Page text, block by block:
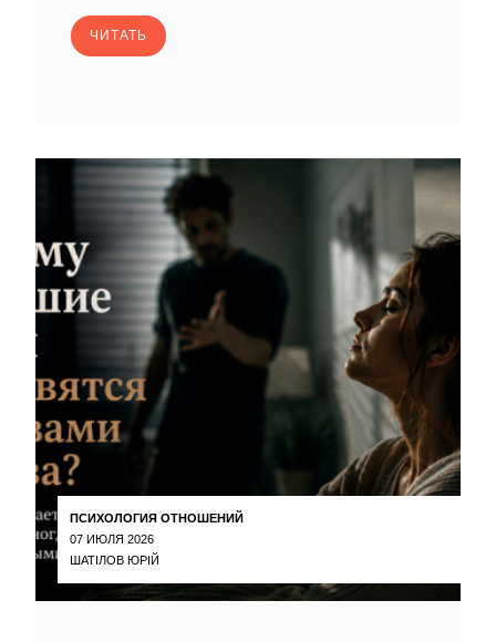
ЧИТАТЬ
ПСИХОЛОГИЯ ОТНОШЕНИЙ
07 ИЮЛЯ 2026
ШАТІЛОВ ЮРІЙ